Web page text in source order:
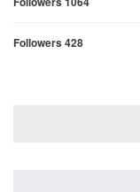
Followers 428